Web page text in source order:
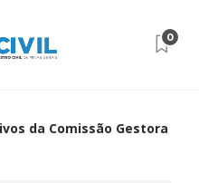
0
da Comissão Gestora